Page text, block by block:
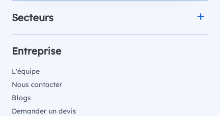
Secteurs
Entreprise
L'équipe
Nous contacter
Blogs
Demander un devis